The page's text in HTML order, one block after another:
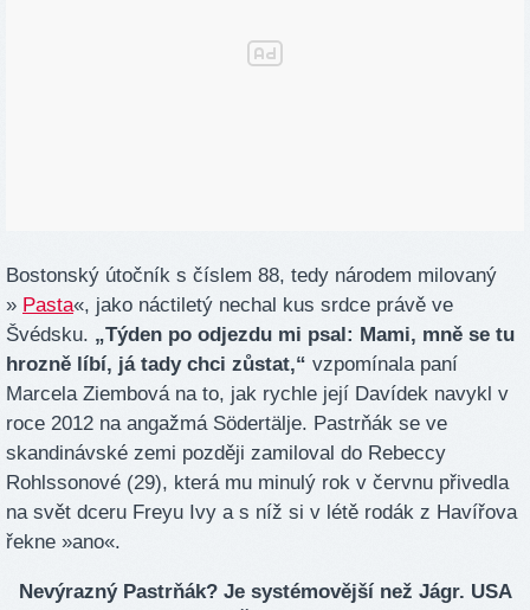
Bostonský útočník s číslem 88, tedy národem milovaný
» Pasta«, jako náctiletý nechal kus srdce právě ve
Švédsku. „Týden po odjezdu mi psal: Mami, mně se tu
hrozně líbí, já tady chci zůstat,“ vzpomínala paní
Marcela Ziembová na to, jak rychle její Davídek navykl v
roce 2012 na angažmá Södertälje. Pastrňák se ve
skandinávské zemi později zamiloval do Rebeccy
Rohlssonové (29), která mu minulý rok v červnu přivedla
na svět dceru Freyu Ivy a s níž si v létě rodák z Havířova
řekne »ano«.
Nevýrazný Pastrňák? Je systémovější než Jágr. USA